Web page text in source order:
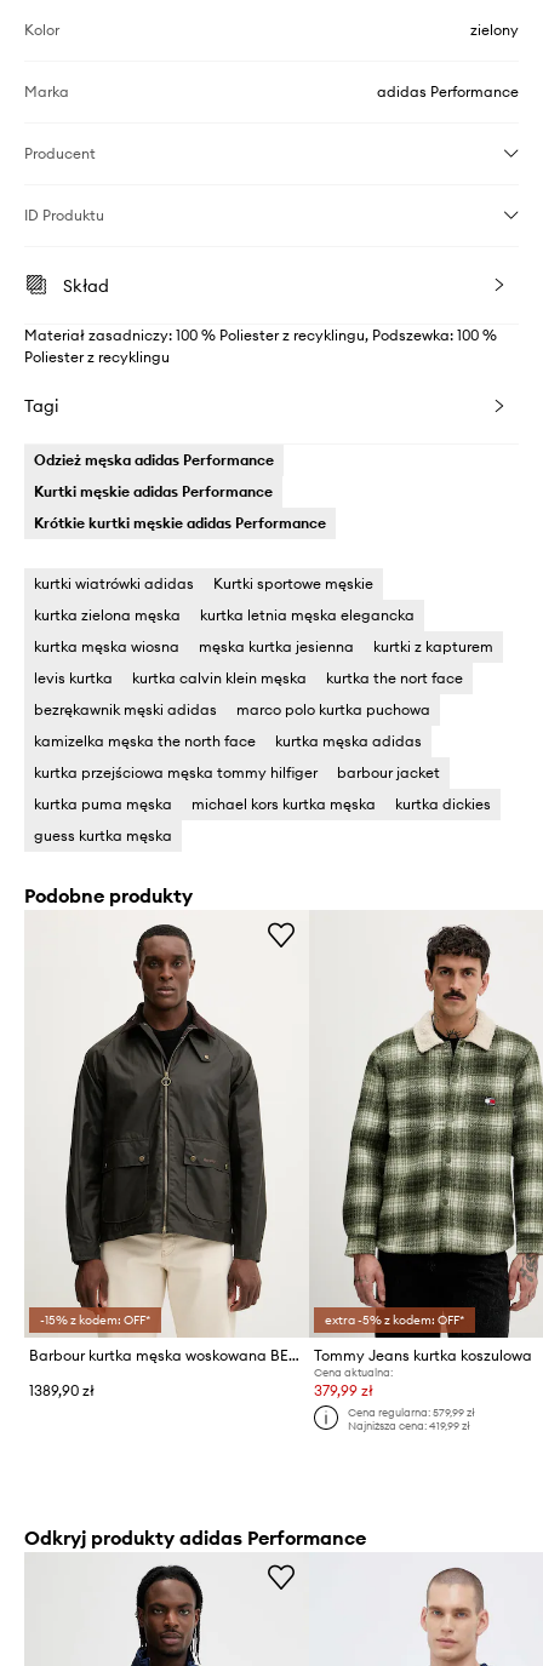
Kolor zielony
Marka adidas Performance
Producent
ID Produktu
Skład
Materiał zasadniczy: 100 % Poliester z recyklingu, Podszewka: 100 %
Poliester z recyklingu
Tagi
Odzież męska adidas Performance
Kurtki męskie adidas Performance
Krótkie kurtki męskie adidas Performance
kurtki wiatrówki adidas
Kurtki sportowe męskie
kurtka zielona męska
kurtka letnia męska elegancka
kurtka męska wiosna
męska kurtka jesienna
kurtki z kapturem
levis kurtka
kurtka calvin klein męska
kurtka the nort face
bezrękawnik męski adidas
marco polo kurtka puchowa
kamizelka męska the north face
kurtka męska adidas
kurtka przejściowa męska tommy hilfiger
barbour jacket
kurtka puma męska
michael kors kurtka męska
kurtka dickies
guess kurtka męska
Podobne produkty
-15% z kodem: OFF*
Barbour kurtka męska woskowana BEDALE
1389,90 zł
extra -5% z kodem: OFF*
Tommy Jeans kurtka koszulowa
Cena aktualna:
379,99 zł
Cena regularna: 579,99 zł
Najniższa cena: 419,99 zł
Odkryj produkty adidas Performance